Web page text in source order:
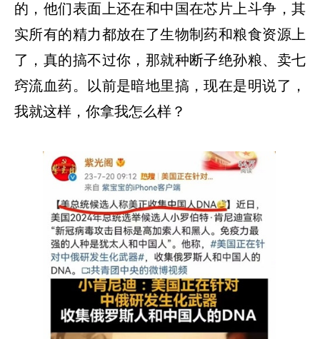
的，他们表面上还在和中国在芯片上斗争，其
实所有的精力都放在了生物制药和粮食资源上
了，真的搞不过你，那就种断子绝孙粮、卖七
窍流血药。以前是暗地里搞，现在是明说了，
我就这样，你拿我怎么样？